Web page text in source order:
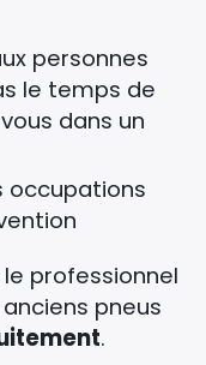
personnes
le temps de
dans un
occupations
le professionnel
pneus
.